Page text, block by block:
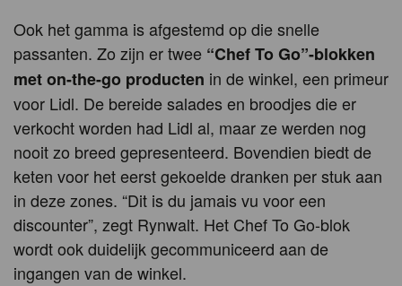
Ook het gamma is afgestemd op die snelle
passanten. Zo zijn er twee “Chef To Go”-blokken
met on-the-go producten in de winkel, een primeur
voor Lidl. De bereide salades en broodjes die er
verkocht worden had Lidl al, maar ze werden nog
nooit zo breed gepresenteerd. Bovendien biedt de
keten voor het eerst gekoelde dranken per stuk aan
in deze zones. “Dit is du jamais vu voor een
discounter”, zegt Rynwalt. Het Chef To Go-blok
wordt ook duidelijk gecommuniceerd aan de
ingangen van de winkel.